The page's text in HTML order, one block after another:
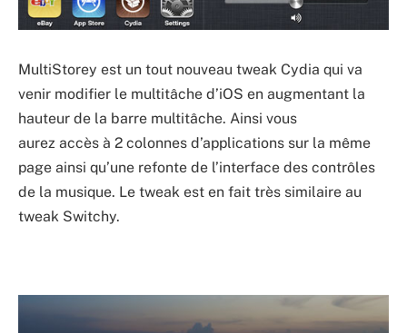
MultiStorey est un tout nouveau tweak Cydia qui va
venir modifier le multitâche d’iOS en augmentant la
hauteur de la barre multitâche. Ainsi vous
aurez accès à 2 colonnes d’applications sur la même
page ainsi qu’une refonte de l’interface des contrôles
de la musique. Le tweak est en fait très similaire au
tweak Switchy.